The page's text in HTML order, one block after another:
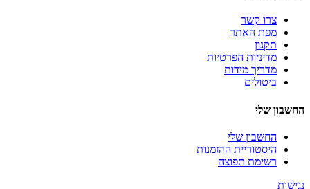
צרו קשר
מפת האתר
תקנון
מדיניות הפרטיות
מדריך מידות
ביטולים
החשבון שלי
החשבון שלי
היסטוריית ההזמנות
רשימת תפוצה
נגישות